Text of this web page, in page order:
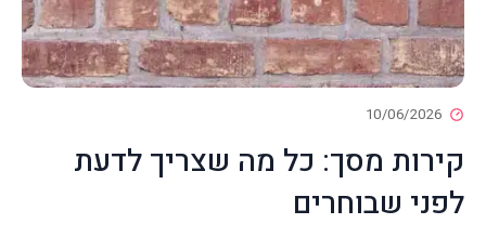
10/06/2026
קירות מסך: כל מה שצריך לדעת
לפני שבוחרים